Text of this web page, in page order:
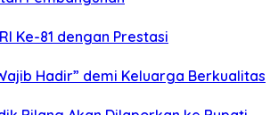
Ke-81 dengan Prestasi
Hadir” demi Keluarga Berkualitas